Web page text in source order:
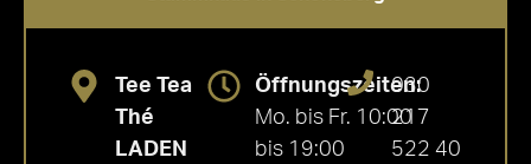
Tee Tea
Thé
LADEN
Öffnungszeiten:
Mo. bis Fr. 10:00
bis 19:00
030
217
522 40